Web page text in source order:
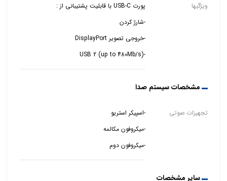
ویژگیها
-شارژ کردن
-خروجی تصویر DisplayPort
-USB 2 (up to 480Mb/s)
مشخصات سیستم صدا
تجهیزات صوتی
-میکروفون مکالمه
-میکروفون دوم
سایر مشخصات